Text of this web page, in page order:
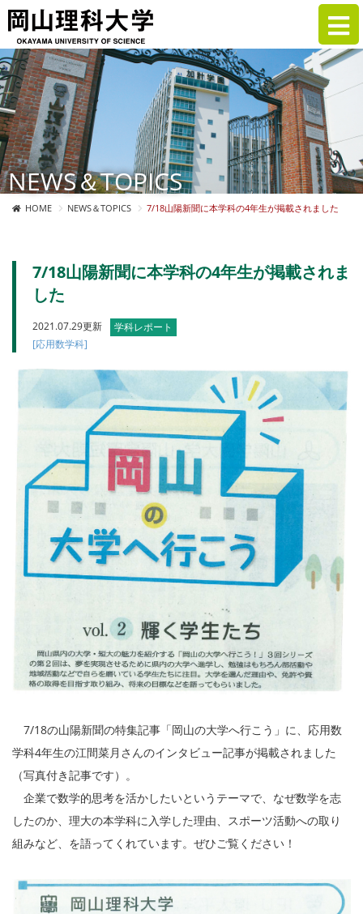
NEWS＆TOPICS
HOME NEWS＆TOPICS 7/18山陽新聞に本学科の4年生が掲載されました
7/18山陽新聞に本学科の4年生が掲載されま
した
2021.07.29更新
学科レポート
[応用数学科]
7/18の山陽新聞の特集記事「岡山の大学へ行こう」に、応用数
学科4年生の江間菜月さんのインタビュー記事が掲載されました
（写真付き記事です）。
企業で数学的思考を活かしたいというテーマで、なぜ数学を志
したのか、理大の本学科に入学した理由、スポーツ活動への取り
組みなど、を語ってくれています。ぜひご覧ください！